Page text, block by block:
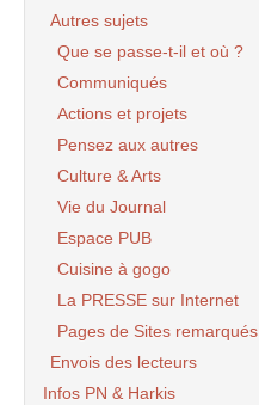
Autres sujets
Que se passe-t-il et où ?
Communiqués
Actions et projets
Pensez aux autres
Culture & Arts
Vie du Journal
Espace PUB
Cuisine à gogo
La PRESSE sur Internet
Pages de Sites remarqués
Envois des lecteurs
Infos PN & Harkis